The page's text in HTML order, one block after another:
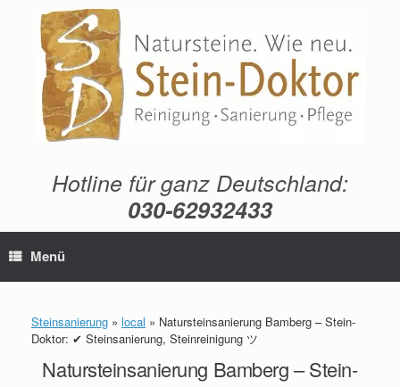
springen
Hotline für ganz Deutschland:
030-62932433
Menü
Steinsanierung » local » Natursteinsanierung Bamberg – Stein-
Doktor: ✔ Steinsanierung, Steinreinigung ツ
Natursteinsanierung Bamberg – Stein-